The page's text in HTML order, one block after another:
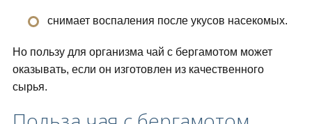
снимает воспаления после укусов насекомых.
Но пользу для организма чай с бергамотом может
оказывать, если он изготовлен из качественного
сырья.